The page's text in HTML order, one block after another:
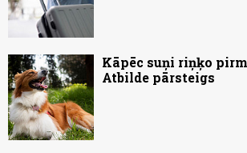
Kāpēc suņi riņķo
Atbilde pārsteigs